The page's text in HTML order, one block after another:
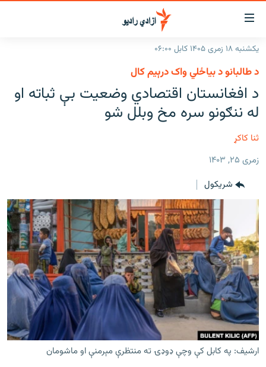
د
لاسرسۍ
وړ
لېنکونه
متن
ته
اصلي
ته
لټون
پاڼې
ته
مراجعه
راپورونه
افغانستان
خبرونه
اونیزې خپرونې
انځوریزه برخه
د کډوالۍ بحران
'کووېډ-۱۹'
اړیکه
دري پاڼه
Azadi English
راسره ملګري شئ
یکشنبه ۱۸ زمری ۱۴۰۵ کابل ۰۶:۰۰
د طالبانو د بیاځلي واک درېیم کال
د افغانستان اقتصادي وضعیت بې ثباته او
له ننګونو سره مخ وبلل شو
ثنا کاکړ
زمری ۲۵, ۱۴۰۳
شريکول
ارشیف: په کابل کې وچې ډوډۍ ته منتظرې مېرمنې او ماشومان